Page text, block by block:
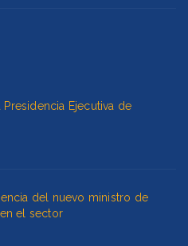
Ejecutiva de
del nuevo ministro de
el sector